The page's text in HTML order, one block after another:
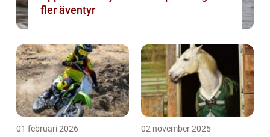
fler äventyr
01 februari 2026 02 november 2025